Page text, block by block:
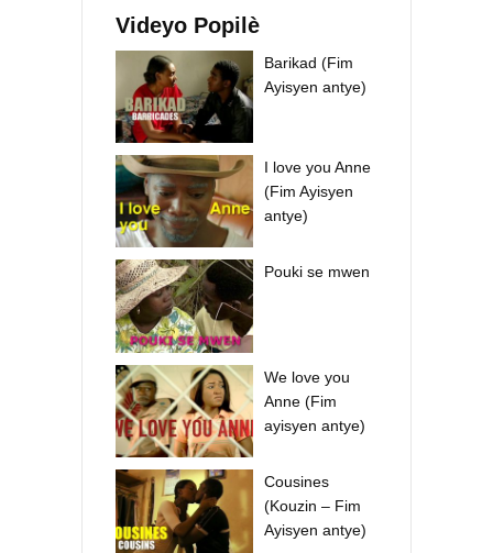
Videyo Popilè
Barikad (Fim
Ayisyen antye)
I love you Anne
(Fim Ayisyen
antye)
Pouki se mwen
We love you
Anne (Fim
ayisyen antye)
Cousines
(Kouzin – Fim
Ayisyen antye)